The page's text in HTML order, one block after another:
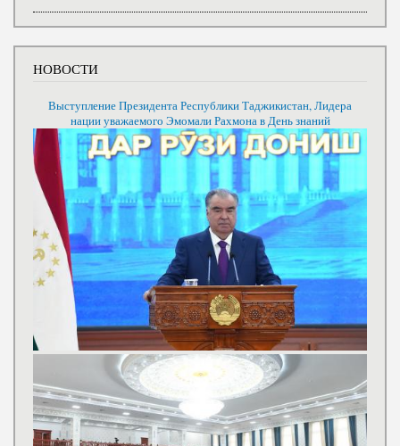
НОВОСТИ
Выступление Президента Республики Таджикистан, Лидера
нации уважаемого Эмомали Рахмона в День знаний